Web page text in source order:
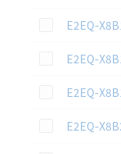
この資料を
E2EQ-
この資料を
E2EQ-
この資料を
E2EQ-
この資料を
E2EQ-